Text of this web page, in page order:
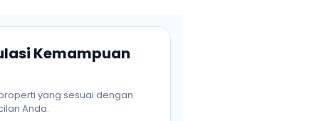
Kemampuan
yang sesuai dengan
Anda.